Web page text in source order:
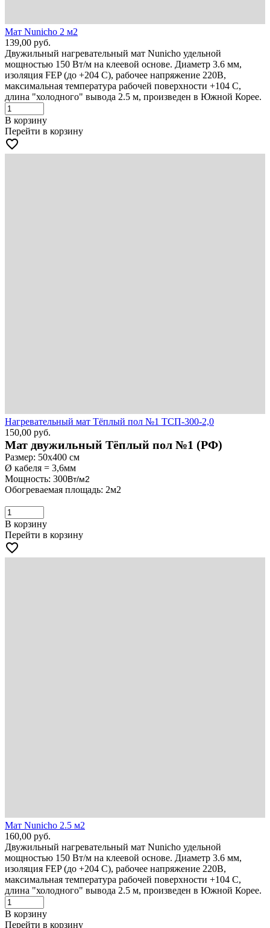
Мат Nunicho 2 м2
139,00 руб.
Двужильный нагревательный мат Nunicho удельной
мощностью 150 Вт/м на клеевой основе. Диаметр 3.6 мм,
изоляция FEP (до +204 С), рабочее напряжение 220В,
максимальная температура рабочей поверхности +104 С,
длина "холодного" вывода 2.5 м, произведен в Южной Корее.
В корзину
Перейти в корзину
favorite_border
Нагревательный мат Тёплый пол №1 ТСП-300-2,0
150,00 руб.
Мат двужильный Тёплый пол №1 (РФ)
Размер: 50х400 см
Ø кабеля = 3,6мм
Мощность: 300Вт/м2
Обогреваемая площадь: 2м2
В корзину
Перейти в корзину
favorite_border
Мат Nunicho 2.5 м2
160,00 руб.
Двужильный нагревательный мат Nunicho удельной
мощностью 150 Вт/м на клеевой основе. Диаметр 3.6 мм,
изоляция FEP (до +204 С), рабочее напряжение 220В,
максимальная температура рабочей поверхности +104 С,
длина "холодного" вывода 2.5 м, произведен в Южной Корее.
В корзину
Перейти в корзину